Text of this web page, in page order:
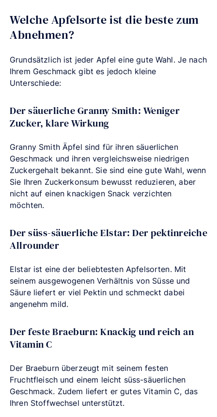
Welche Apfelsorte ist die beste zum
Abnehmen?
Grundsätzlich ist jeder Apfel eine gute Wahl. Je nach
Ihrem Geschmack gibt es jedoch kleine
Unterschiede:
Der säuerliche Granny Smith: Weniger
Zucker, klare Wirkung
Granny Smith Äpfel sind für ihren säuerlichen
Geschmack und ihren vergleichsweise niedrigen
Zuckergehalt bekannt. Sie sind eine gute Wahl, wenn
Sie Ihren Zuckerkonsum bewusst reduzieren, aber
nicht auf einen knackigen Snack verzichten
möchten.
Der süss-säuerliche Elstar: Der pektinreiche
Allrounder
Elstar ist eine der beliebtesten Apfelsorten. Mit
seinem ausgewogenen Verhältnis von Süsse und
Säure liefert er viel Pektin und schmeckt dabei
angenehm mild.
Der feste Braeburn: Knackig und reich an
Vitamin C
Der Braeburn überzeugt mit seinem festen
Fruchtfleisch und einem leicht süss-säuerlichen
Geschmack. Zudem liefert er gutes Vitamin C, das
Ihren Stoffwechsel unterstützt.